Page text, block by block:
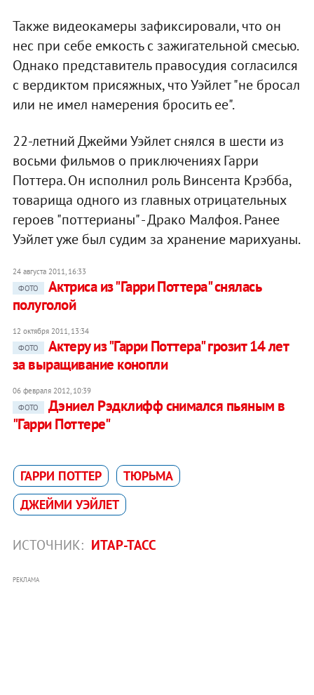
Также видеокамеры зафиксировали, что он
нес при себе емкость с зажигательной смесью.
Однако представитель правосудия согласился
с вердиктом присяжных, что Уэйлет "не бросал
или не имел намерения бросить ее".
22-летний Джейми Уэйлет снялся в шести из
восьми фильмов о приключениях Гарри
Поттера. Он исполнил роль Винсента Крэбба,
товарища одного из главных отрицательных
героев "поттерианы" - Драко Малфоя. Ранее
Уэйлет уже был судим за хранение марихуаны.
24 августа 2011, 16:33
ФОТО
Актриса из "Гарри Поттера" снялась
полуголой
12 октября 2011, 13:34
ФОТО
Актеру из "Гарри Поттера" грозит 14 лет
за выращивание конопли
06 февраля 2012, 10:39
ФОТО
Дэниел Рэдклифф снимался пьяным в
"Гарри Поттере"
ГАРРИ ПОТТЕР
ТЮРЬМА
ДЖЕЙМИ УЭЙЛЕТ
ИСТОЧНИК: ИТАР-ТАСС
РЕКЛАМА